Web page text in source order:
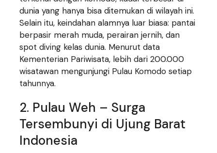
dunia yang hanya bisa ditemukan di wilayah ini.
Selain itu, keindahan alamnya luar biasa: pantai
berpasir merah muda, perairan jernih, dan
spot diving kelas dunia. Menurut data
Kementerian Pariwisata, lebih dari 200.000
wisatawan mengunjungi Pulau Komodo setiap
tahunnya.
2. Pulau Weh – Surga
Tersembunyi di Ujung Barat
Indonesia